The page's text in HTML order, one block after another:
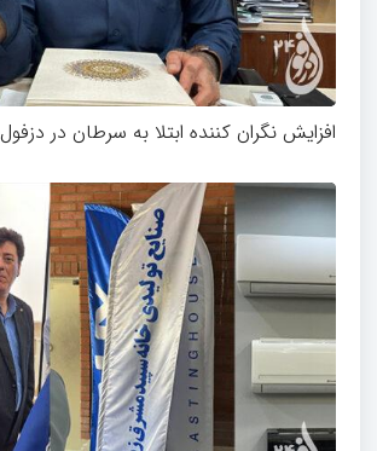
افزایش نگران کننده ابتلا به سرطان در دزفول